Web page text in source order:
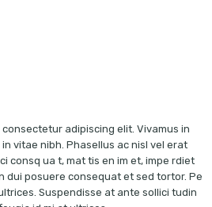
adipiscing elit. Vivamus in
vitae nibh. Phasellus ac nisl vel erat
consq ua t, mat tis en im et, impe rdiet
dui posuere consequat et sed tortor. Pe
Suspendisse at ante sollici tudin